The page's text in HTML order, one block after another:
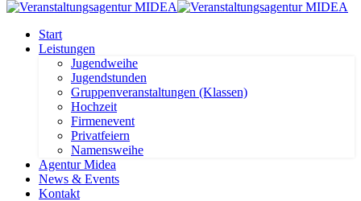
in
Start
Leistungen
Jugendweihe
Jugendstunden
Gruppenveranstaltungen (Klassen)
Hochzeit
Firmenevent
Privatfeiern
Namensweihe
Agentur Midea
News & Events
Kontakt